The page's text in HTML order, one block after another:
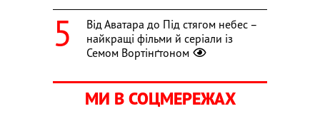
Від Аватара до Під стягом небес –
найкращі фільми й серіали із
Семом Вортінґтоном
МИ В СОЦМЕРЕЖАХ